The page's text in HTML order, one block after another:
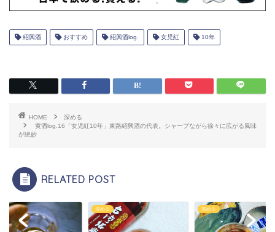
紹興酒 おすすめ 紹興酒log. 女児紅 10年
HOME
深める
黄酒log.16「女児紅10年」東路紹興酒の代表。シャープながら徐々に広がる風味
が絶妙
RELATED POST
深める 深める